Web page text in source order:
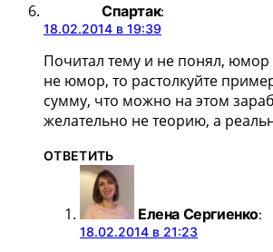
Спартак:
18.02.2014 в 19:39
Почитал тему и не понял, юмор
не юмор, то растолкуйте
сумму, что можно на этом
желательно не теорию, а
ОТВЕТИТЬ
Елена Сергиенко:
18.02.2014 в 21:23